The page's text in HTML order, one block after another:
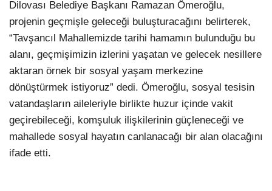
Dilovası Belediye Başkanı Ramazan Ömeroğlu,
projenin geçmişle geleceği buluşturacağını belirterek,
“Tavşancıl Mahallemizde tarihi hamamın bulunduğu bu
alanı, geçmişimizin izlerini yaşatan ve gelecek nesillere
aktaran örnek bir sosyal yaşam merkezine
dönüştürmek istiyoruz” dedi. Ömeroğlu, sosyal tesisin
vatandaşların aileleriyle birlikte huzur içinde vakit
geçirebileceği, komşuluk ilişkilerinin güçleneceği ve
mahallede sosyal hayatın canlanacağı bir alan olacağını
ifade etti.